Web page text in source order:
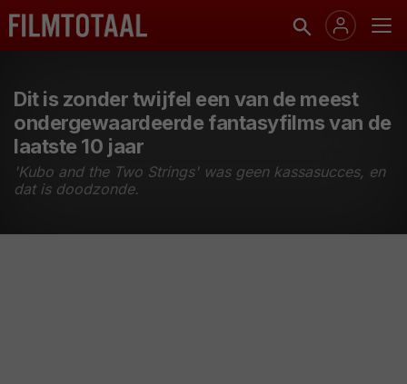
Dit is zonder twijfel een van de meest
ondergewaardeerde fantasyfilms van de
laatste 10 jaar
'Kubo and the Two Strings' was geen kassasucces, en
dat is doodzonde.